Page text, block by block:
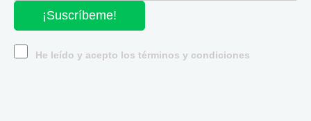
¡Suscríbeme!
He leído y acepto los términos y condiciones